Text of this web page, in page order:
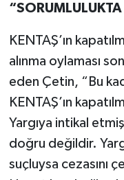
KENTAŞ’ın
alınma oylaması
eden Çetin, “Bu
KENTAŞ’ın
Yargıya intikal
doğru değildir.
suçluysa cezasını